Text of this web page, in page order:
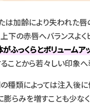
は加齢により失われた
上下の赤唇へバランスよ
ふっくらとボリュームア
ことから若々しい印象へ
種類によっては注入後
膨らみを増すことも少な